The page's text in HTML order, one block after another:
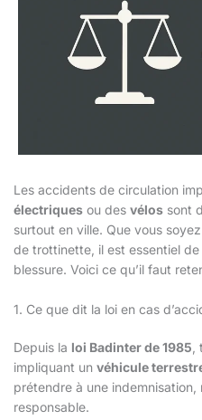
Les accidents de circulation
électriques ou des vélos sont
surtout en ville. Que vous
de trottinette, il est essentiel
blessure. Voici ce qu’il faut
1. Ce que dit la loi en cas
Depuis la loi Badinter de 1985
impliquant un véhicule
prétendre à une
responsable.